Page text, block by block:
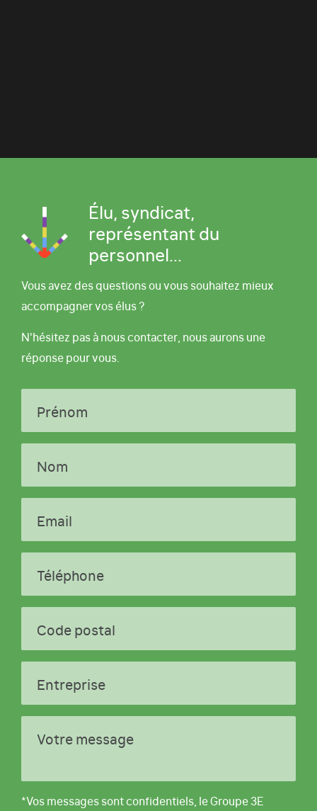
Élu, syndicat,
représentant du
personnel...
Vous avez des questions ou vous souhaitez mieux
accompagner vos élus ?
N'hésitez pas à nous contacter, nous aurons une
réponse pour vous.
Prénom
Nom
Email
Téléphone
Code postal
Entreprise
Votre message
*Vos messages sont confidentiels, le Groupe 3E